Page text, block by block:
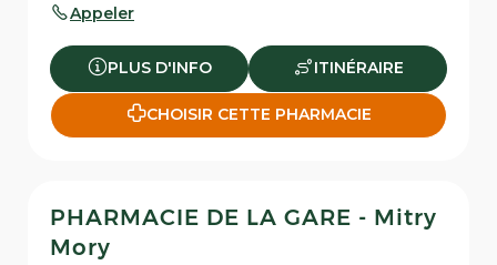
Appeler
PLUS D'INFO ITINÉRAIRE
CHOISIR CETTE PHARMACIE
PHARMACIE DE LA GARE - Mitry
Mory